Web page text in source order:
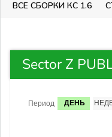
ВСЕ СБОРКИ КС 1.6
Sector Z
Период ДЕНЬ